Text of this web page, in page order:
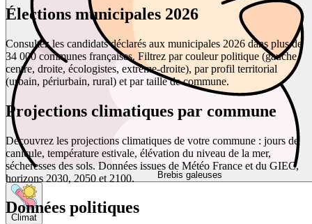
Brebis galeuses
Climat
Élections municipales 2026
Consultez les candidats déclarés aux municipales 2026 dans plus de
34 000 communes françaises. Filtrez par couleur politique (gauche,
centre, droite, écologistes, extrême-droite), par profil territorial
(urbain, périurbain, rural) et par taille de commune.
Projections climatiques par commune
Découvrez les projections climatiques de votre commune : jours de
canicule, température estivale, élévation du niveau de la mer,
sécheresses des sols. Données issues de Météo France et du GIEC,
horizons 2030, 2050 et 2100.
Données politiques